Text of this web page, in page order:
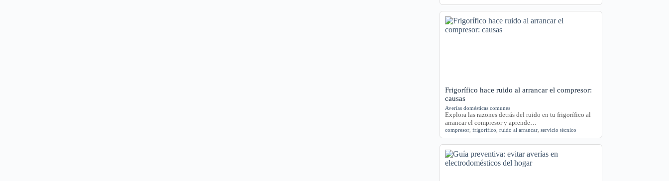
Frigorífico hace ruido al arrancar el compresor:
causas
Averías domésticas comunes
Explora las razones detrás del ruido en tu frigorífico al
arrancar el compresor y aprende…
compresor ,frigorífico ,ruido al arrancar ,servicio técnico